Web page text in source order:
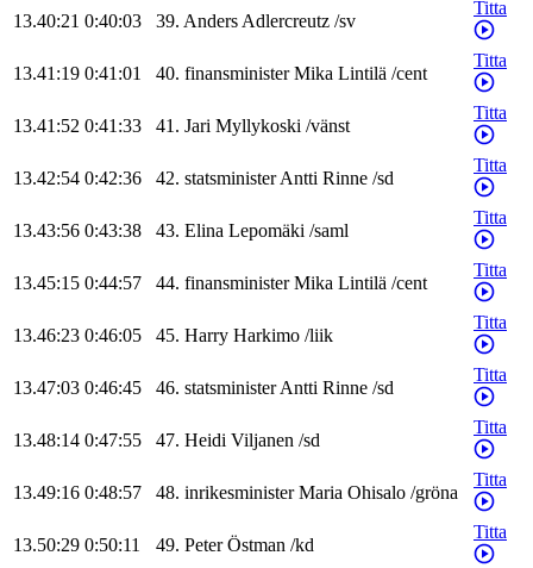
13.40:21 0:40:03 39. AndersAdlercreutz /sv
Titta
13.41:19 0:41:01 40. finansminister Mika Lintilä /cent
Titta
13.41:52 0:41:33 41. Jari Myllykoski /vänst
Titta
13.42:54 0:42:36 42. statsministerAntti Rinne /sd
Titta
13.43:56 0:43:38 43. Elina Lepomäki /saml
Titta
13.45:15 0:44:57 44. finansminister Mika Lintilä /cent
Titta
13.46:23 0:46:05 45. Harry Harkimo /liik
Titta
13.47:03 0:46:45 46. statsministerAntti Rinne /sd
Titta
13.48:14 0:47:55 47. Heidi Viljanen /sd
Titta
13.49:16 0:48:57 48. inrikesminister Maria Ohisalo /gröna
Titta
13.50:29 0:50:11 49. Peter Östman /kd
Titta